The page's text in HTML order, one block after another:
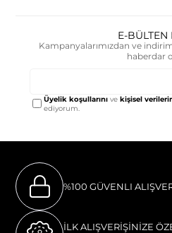
E-BÜLTEN
Kampanyalarımızdan ve
haberdar
Üyelik koşullarını vekişisel
ediyorum.
%100 GÜVENLI
İLK ALIŞVERİŞİNİZE